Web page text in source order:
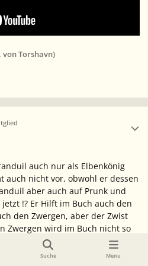
von Torshavn)
auch nur als Elbenkönig
auch nicht vor, obwohl er dessen
aber auch auf Prunk und
!? Er Hilft im Buch auch den
den Zwergen, aber der Zwist
Zwergen wird im Buch nicht so
hoffe, dass ich die Ereignisse aus
weil ich den Hobbit vor 16
Suche Menu